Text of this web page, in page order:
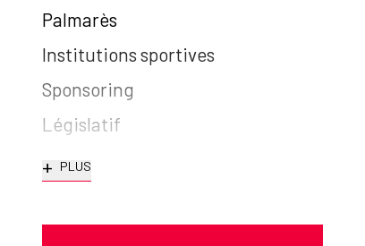
Palmarès
Institutions sportives
Sponsoring
Législatif
+ PLUS